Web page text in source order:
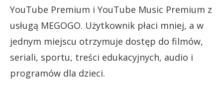
YouTube Premium i YouTube Music Premium z
usługą MEGOGO. Użytkownik płaci mniej, a w
jednym miejscu otrzymuje dostęp do filmów,
seriali, sportu, treści edukacyjnych, audio i
programów dla dzieci.